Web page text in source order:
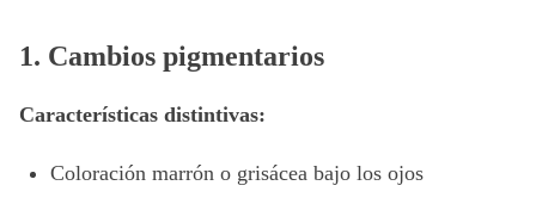
1. Cambios pigmentarios
Características distintivas:
Coloración marrón o grisácea bajo los ojos